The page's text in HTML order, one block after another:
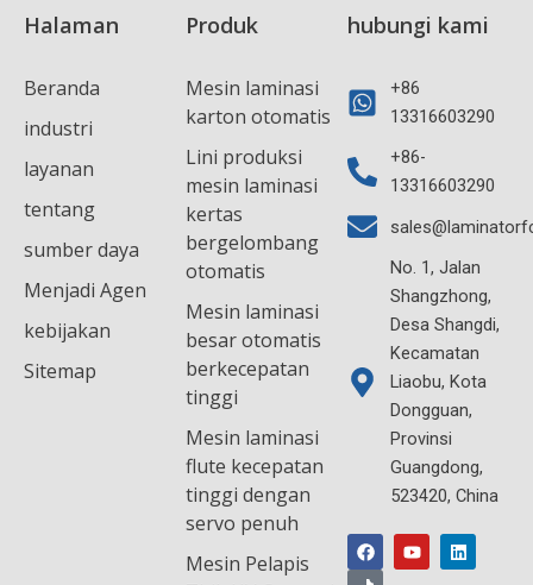
Halaman
Beranda
industri
layanan
tentang
sumber daya
Menjadi Agen
kebijakan
Sitemap
Produk
Mesin laminasi
karton otomatis
Lini produksi
mesin laminasi
kertas
bergelombang
otomatis
Mesin laminasi
besar otomatis
berkecepatan
tinggi
Mesin laminasi
flute kecepatan
tinggi dengan
servo penuh
Mesin Pelapis
hubungi kami
+86
13316603290
+86-
13316603290
No. 1, Jalan
Shangzhong,
Desa Shangdi,
Kecamatan
Liaobu, Kota
Dongguan,
Provinsi
Guangdong,
523420, China
a
c
e
o
u
t
i
n
k
i
k
t